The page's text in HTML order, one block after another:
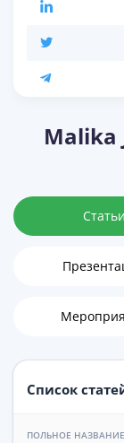
Malika
Статьи
Список
ПОЛЬНОЕ НАЗВАНИЕ